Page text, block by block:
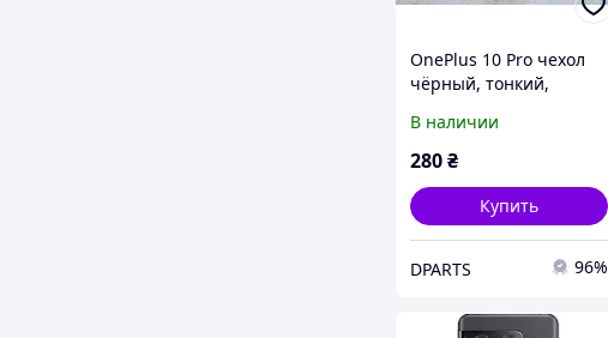
OnePlus 10 Pro чехол
чёрный, тонкий,
ударопрочного
силикона TPU
В наличии
280₴
Купить
DPARTS 96%